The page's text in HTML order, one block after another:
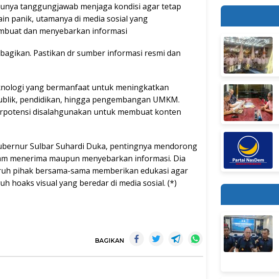
tanggungjawab menjaga kondisi agar tetap
panik, utamanya di media sosial yang
dan menyebarkan informasi
Pastikan dr sumber informasi resmi dan
yang bermanfaat untuk meningkatkan
pendidikan, hingga pengembangan UMKM.
disalahgunakan untuk membuat konten
Sulbar Suhardi Duka, pentingnya mendorong
menerima maupun menyebarkan informasi. Dia
pihak bersama-sama memberikan edukasi agar
hoaks visual yang beredar di media sosial. (*)
BAGIKAN